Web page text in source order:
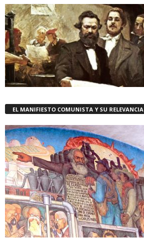
EL MANIFIESTO COMUNISTA Y SU